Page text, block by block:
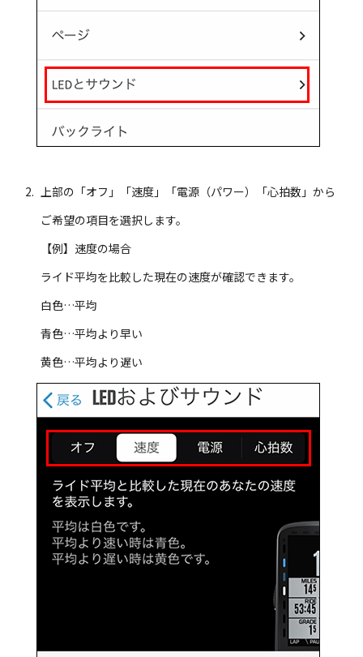
上部の「オフ」「速度」「電源（パワー）「心拍数」から
ご希望の項目を選択します。
【例】速度の場合
ライド平均を比較した現在の速度が確認できます。
白色…平均
青色…平均より早い
黄色…平均より遅い